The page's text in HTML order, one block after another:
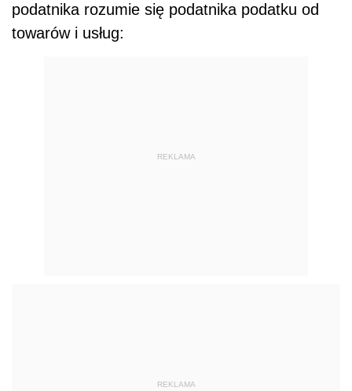
podatnika rozumie się podatnika podatku od
towarów i usług:
REKLAMA
REKLAMA